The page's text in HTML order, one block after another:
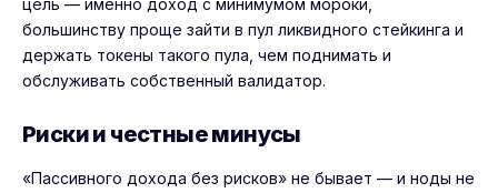
цель — именно доход с минимумом мороки,
большинству проще зайти в пул ликвидного стейкинга и
держать токены такого пула , чем поднимать и
обслуживать собственный валидатор.
Риски и честные минусы
«Пассивного дохода без рисков» не бывает — и ноды не